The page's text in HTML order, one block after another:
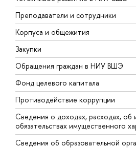
Преподаватели и сотрудники
Корпуса и общежития
Закупки
Обращения граждан в НИУ ВШЭ
Фонд целевого капитала
Противодействие коррупции
Сведения о доходах, расходах, об
обязательствах имущественного
Сведения об образовательной